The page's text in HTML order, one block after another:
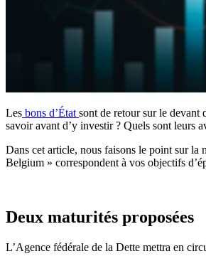
Les bons d’État sont de retour sur le devant
savoir avant d’y investir ? Quels sont leurs
Dans cet article, nous faisons le point sur la
Belgium » correspondent à vos objectifs
Deux maturités proposées
L’Agence fédérale de la Dette mettra en